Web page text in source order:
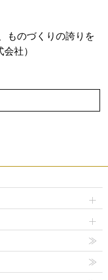
ものづくりの誇りを
社）